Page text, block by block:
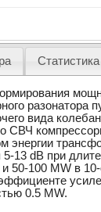
разонатора
вида
СВЧ
энергии
13 dB при
50-100 MW в
0.5 MW.